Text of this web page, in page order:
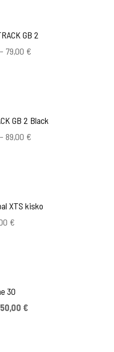
GB 2
– 79,00 €Hintaluokka:
GB 2 Black
– 89,00 €Hintaluokka:
XTS kisko
€
30
Alkuperäinen
50,00 €Nykyinen